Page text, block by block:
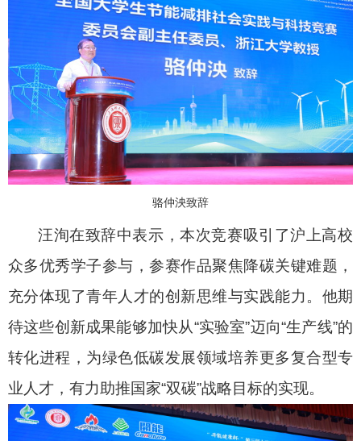
骆仲泱致辞
汪洵在致辞中表示，本次竞赛吸引了沪上高校
众多优秀学子参与，参赛作品聚焦降碳关键难题，
充分体现了青年人才的创新思维与实践能力。他期
待这些创新成果能够加快从“实验室”迈向“生产线”的
转化进程，为绿色低碳发展领域培养更多复合型专
业人才，有力助推国家“双碳”战略目标的实现。